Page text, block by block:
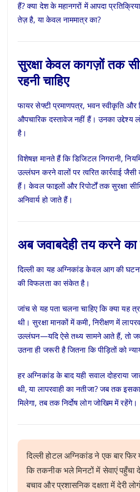
हैं? क्या देश के महानगरों में आपदा
तेज़ है, या केवल नाममात्र का?
सुरक्षा केवल कागज़ों तक
रहनी चाहिए
फायर सेफ्टी प्रमाणपत्र, भवन स्वीकृति और
औपचारिक दस्तावेज नहीं हैं। उनका उद्देश्य
है।
विशेषज्ञ मानते हैं कि डिजिटल निगरानी,
उल्लंघन करने वालों पर त्वरित कार्रवाई
हैं। केवल फाइलों और रिपोर्टों तक सुरक्षा
अनिवार्य हो जाते हैं।
अब जवाबदेही तय करने
दिल्ली का यह अग्निकांड केवल आग की
की विफलता का संकेत है।
जांच से यह पता चलना चाहिए कि क्या यह
थी। सुरक्षा मानकों में कमी, निरीक्षण में
उल्लंघन—यदि ऐसे तथ्य सामने आते हैं, तो
उतना ही जरूरी है जितना कि पीड़ितों को
हर अग्निकांड के बाद यही सवाल दोहराया
थी, या लापरवाही का नतीजा? जब तक
मिलेगा, तब तक निर्दोष लोग जोखिम में रहेंगे।
दिल्ली होटल अग्निकांड ने एक बार
कि तकनीक भले मिनटों में सेवाएं पहुँचा
बचाव और प्रशासनिक दक्षता में देरी